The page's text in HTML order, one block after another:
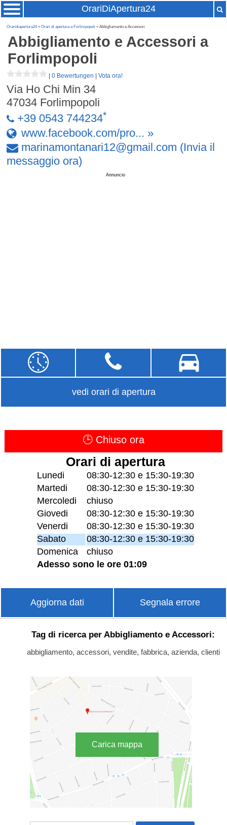
OrariDiApertura24
Oraridiapertura24»Orari di apertura a Forlimpopoli » Abbigliamento e Accessori
Abbigliamento e Accessori a
Forlimpopoli
|0 Bewertungen |Vota ora!
Via Ho Chi Min 34
47034 Forlimpopoli
+39 0543 744234*
www.facebook.com/pro... »
marinamontanari12@gmail .com (Invia il
messaggio ora)
Annuncio
vedi orari di apertura
🕒 Chiuso ora
Orari di apertura
Lunedi
08:30-12:30 e 15:30-19:30
Martedi
08:30-12:30 e 15:30-19:30
Mercoledi
chiuso
Giovedi
08:30-12:30 e 15:30-19:30
Venerdi
08:30-12:30 e 15:30-19:30
Sabato
08:30-12:30 e 15:30-19:30
Domenica
chiuso
Adesso sono le ore 01:09
Aggiorna dati Segnala errore
Tag di ricerca per Abbigliamento e Accessori:
abbigliamento, accessori, vendite, fabbrica, azienda, clienti
Carica mappa